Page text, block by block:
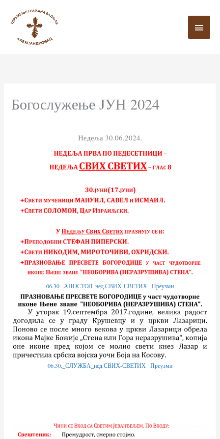
Богослужење ЈУН 2024
Недеља 30.06.2024.
06.30._АПОСТОЛ_нед.СВИХ-СВЕТИХ Преузми
06.30._СЛУЖБА_нед.СВИХ-СВЕТИХ Преузми